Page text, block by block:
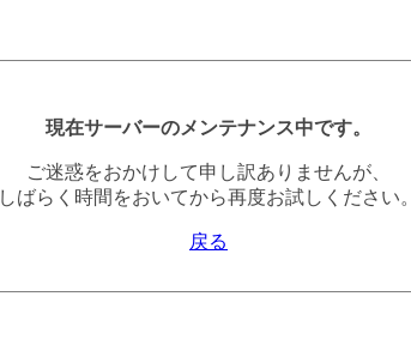
現在サーバーのメンテナンス中です。
ご迷惑をおかけして申し訳ありませんが、
しばらく時間をおいてから再度お試しください。
戻る